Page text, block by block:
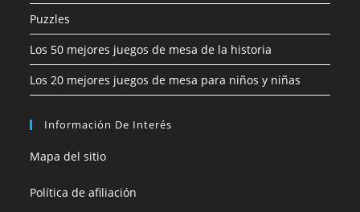
Puzzles
Los 50 mejores juegos de mesa de la historia
Los 20 mejores juegos de mesa para niños y niñas
Información De Interés
Mapa del sitio
Política de afiliación